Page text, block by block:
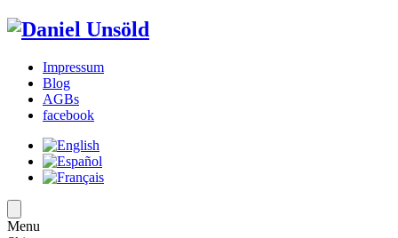
Impressum
Blog
AGBs
facebook
Menu